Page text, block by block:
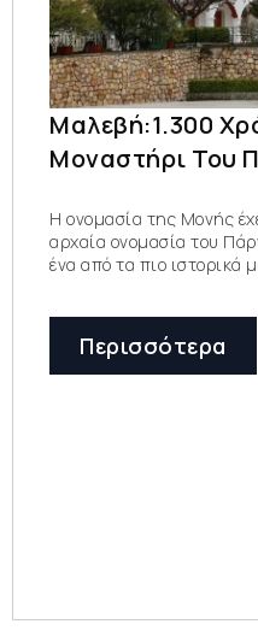
Μαλεβή:1.300
Μοναστήρι Του
Η ονομασία της Μονής
αρχαία ονομασία του
ένα από τα πιο ιστορικά
Περισσότερα